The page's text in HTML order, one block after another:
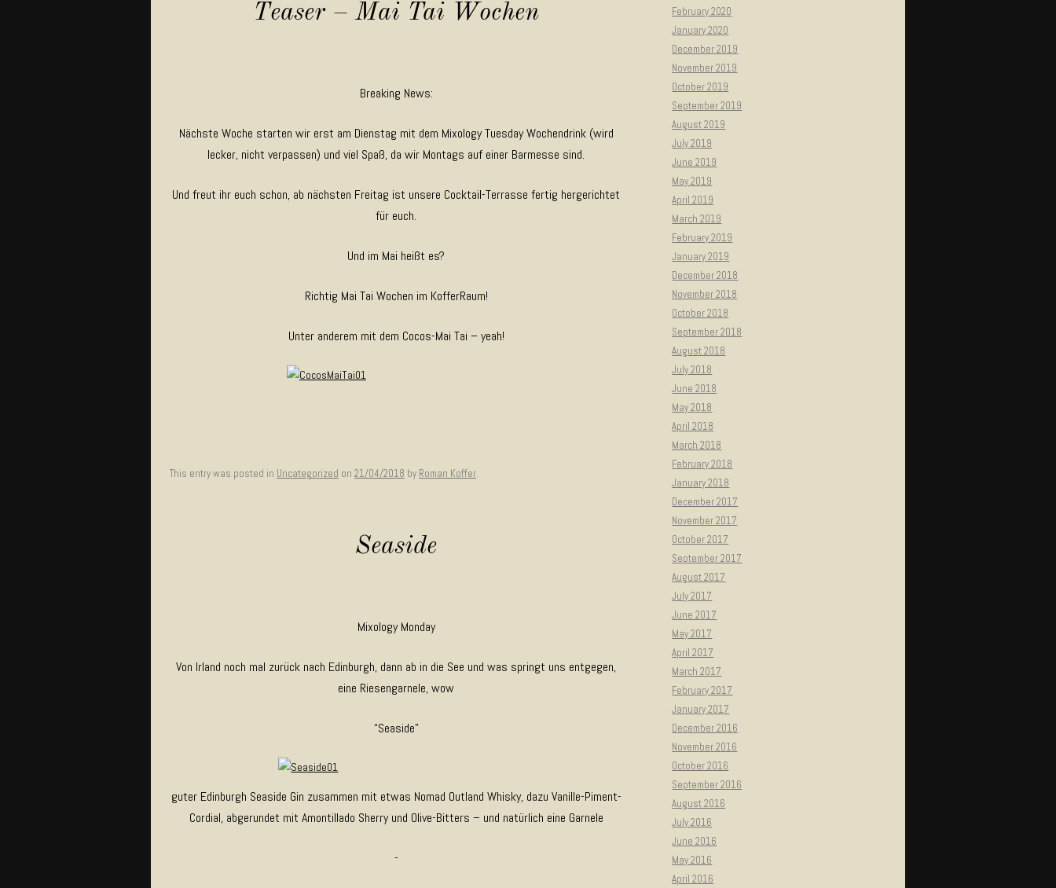
Teaser – Mai Tai Wochen
Breaking News:
Nächste Woche starten wir erst am Dienstag mit dem Mixology Tuesday Wochendrink (wird
lecker, nicht verpassen) und viel Spaß, da wir Montags auf einer Barmesse sind.
Und freut ihr euch schon, ab nächsten Freitag ist unsere Cocktail-Terrasse fertig hergerichtet
für euch.
Und im Mai heißt es?
Richtig Mai Tai Wochen im KofferRaum!
Unter anderem mit dem Cocos-Mai Tai – yeah!
This entry was posted in Uncategorized on 21/04/2018 by Roman Koffer.
Seaside
Mixology Monday
Von Irland noch mal zurück nach Edinburgh, dann ab in die See und was springt uns entgegen,
eine Riesengarnele, wow
“Seaside”
guter Edinburgh Seaside Gin zusammen mit etwas Nomad Outland Whisky, dazu Vanille-Piment-
Cordial, abgerundet mit Amontillado Sherry und Olive-Bitters – und natürlich eine Garnele
-
February 2020
January 2020
December 2019
November 2019
October 2019
September 2019
August 2019
July 2019
June 2019
May 2019
April 2019
March 2019
February 2019
January 2019
December 2018
November 2018
October 2018
September 2018
August 2018
July 2018
June 2018
May 2018
April 2018
March 2018
February 2018
January 2018
December 2017
November 2017
October 2017
September 2017
August 2017
July 2017
June 2017
May 2017
April 2017
March 2017
February 2017
January 2017
December 2016
November 2016
October 2016
September 2016
August 2016
July 2016
June 2016
May 2016
April 2016